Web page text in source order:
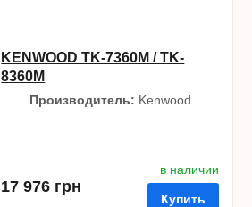
KENWOOD TK-7360M / TK-
8360M
Производитель: Kenwood
17 976 грн
в наличии
Купить